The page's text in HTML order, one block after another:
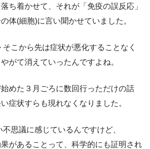
ち着かせて、それが「免疫の誤反応」
体(細胞)に言い聞かせていました。
こから先は症状が悪化することなく
がて消えていったんですよね。
めた３月ごろに数回行っただけの話
症状すらも現れなくなりました。
思議に感じているんですけど、
があることって、科学的にも証明され